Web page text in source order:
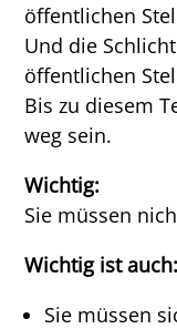
öffentlichen
Und die
öffentlichen
Bis zu diesem
weg sein.
Wichtig:
Sie müssen
Wichtig ist auch:
Sie müssen